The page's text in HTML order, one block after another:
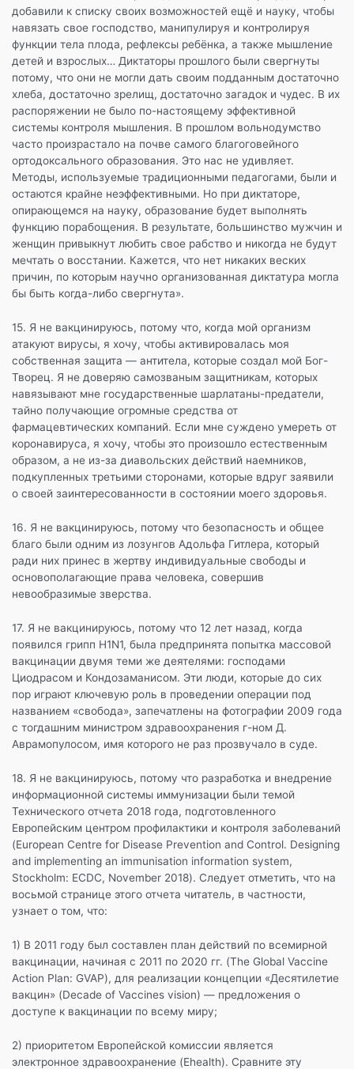
добавили к списку своих возможностей ещё и науку, чтобы
навязать свое господство, манипулируя и контролируя
функции тела плода, рефлексы ребёнка, а также мышление
детей и взрослых… Диктаторы прошлого были свергнуты
потому, что они не могли дать своим подданным достаточно
хлеба, достаточно зрелищ, достаточно загадок и чудес. В их
распоряжении не было по-настоящему эффективной
системы контроля мышления. В прошлом вольнодумство
часто произрастало на почве самого благоговейного
ортодоксального образования. Это нас не удивляет.
Методы, используемые традиционными педагогами, были и
остаются крайне неэффективными. Но при диктаторе,
опирающемся на науку, образование будет выполнять
функцию порабощения. В результате, большинство мужчин и
женщин привыкнут любить свое рабство и никогда не будут
мечтать о восстании. Кажется, что нет никаких веских
причин, по которым научно организованная диктатура могла
бы быть когда-либо свергнута».
15. Я не вакцинируюсь, потому что, когда мой организм
атакуют вирусы, я хочу, чтобы активировалась моя
собственная защита — антитела, которые создал мой Бог-
Творец. Я не доверяю самозваным защитникам, которых
навязывают мне государственные шарлатаны-предатели,
тайно получающие огромные средства от
фармацевтических компаний. Если мне суждено умереть от
коронавируса, я хочу, чтобы это произошло естественным
образом, а не из-за диавольских действий наемников,
подкупленных третьими сторонами, которые вдруг заявили
о своей заинтересованности в состоянии моего здоровья.
16. Я не вакцинируюсь, потому что безопасность и общее
благо были одним из лозунгов Адольфа Гитлера, который
ради них принес в жертву индивидуальные свободы и
основополагающие права человека, совершив
невообразимые зверства.
17. Я не вакцинируюсь, потому что 12 лет назад, когда
появился грипп H1N1, была предпринята попытка массовой
вакцинации двумя теми же деятелями: господами
Циодрасом и Кондозаманисом. Эти люди, которые до сих
пор играют ключевую роль в проведении операции под
названием «свобода», запечатлены на фотографии 2009 года
с тогдашним министром здравоохранения г-ном Д.
Аврамопулосом, имя которого не раз прозвучало в суде.
18. Я не вакцинируюсь, потому что разработка и внедрение
информационной системы иммунизации были темой
Технического отчета 2018 года, подготовленного
Европейским центром профилактики и контроля заболеваний
(European Centre for Disease Prevention and Control. Designing
and implementing an immunisation information system,
Stockholm: ECDC, November 2018). Следует отметить, что на
восьмой странице этого отчета читатель, в частности,
узнает о том, что:
1) В 2011 году был составлен план действий по всемирной
вакцинации, начиная с 2011 по 2020 гг. (The Global Vaccine
Action Plan: GVAP), для реализации концепции «Десятилетие
вакцин» (Decade of Vaccines vision) — предложения о
доступе к вакцинации по всему миру;
2) приоритетом Европейской комиссии является
электронное здравоохранение (Ehealth). Сравните эту